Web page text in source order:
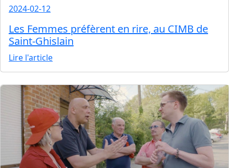
2024-02-12
Les Femmes préfèrent en rire, au CIMB de
Saint-Ghislain
Lire l'article